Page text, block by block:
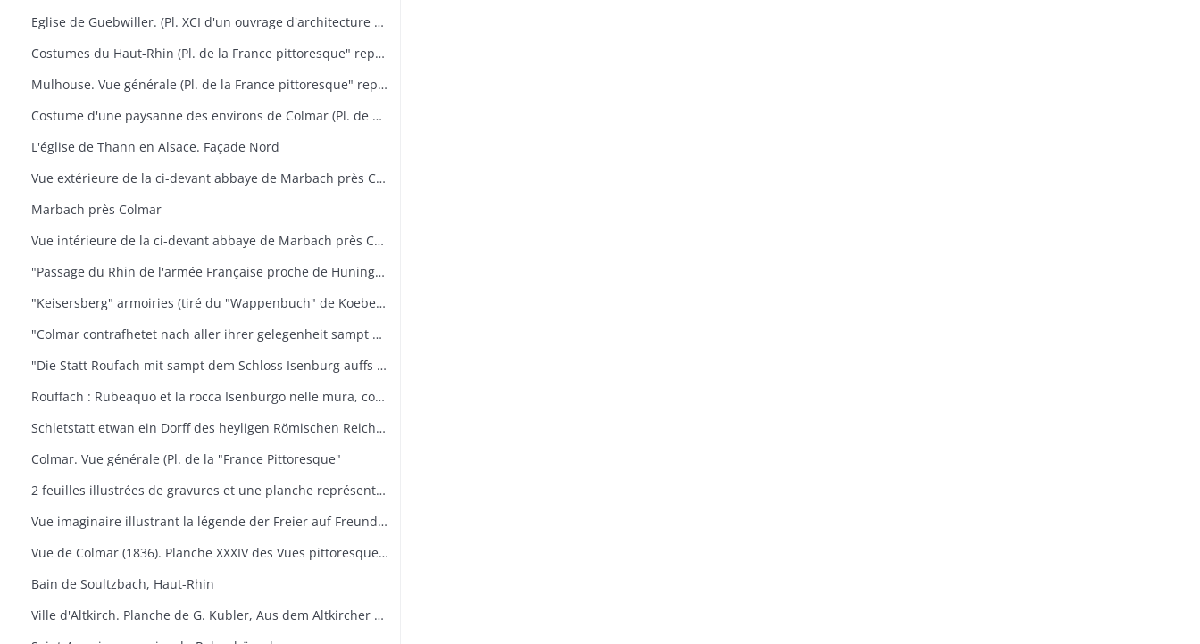
Eglise de Guebwiller. (Pl. XCI d'un ouvrage d'architecture représentant aussi l'église de Rosheim)
Costumes du Haut-Rhin (Pl. de la France pittoresque" représentant aussi Ferrette, vue générale de la ville et du château)
Mulhouse. Vue générale (Pl. de la France pittoresque" représentant aussi des portraits de Rapp et de Lefebre) + 1 photographie
Costume d'une paysanne des environs de Colmar (Pl. de Costumes de divers pays" n° 51) + 1 photographie
L'église de Thann en Alsace. Façade Nord
Vue extérieure de la ci-devant abbaye de Marbach près Colmar
Marbach près Colmar
Vue intérieure de la ci-devant abbaye de Marbach près Colmar
"Passage du Rhin de l'armée Française proche de Huninguen et la rencontre qu'elle eut ensuite avec celle de l'Empereur, arrivé le 14 octobre 1702 après midi"
"Keisersberg" armoiries (tiré du "Wappenbuch" de Koebel, Jiii, 1545). Au v° Ratisbonne
"Colmar contrafhetet nach aller ihrer gelegenheit sampt umbligenden landschafft" Vue cavalière. (Extr. de la "Cosmographie universelle" de S. Munster, III. Buch", von dem Teüschen land" DCLII-DCLIII, 1548). Texte all. an v°
"Die Statt Roufach mit sampt dem Schloss Isenburg auffs fleissigest nach jetsiger Gelegenheit contrafehtet" Vue cavalière (Extr. de la "Cosmographie universelle" de S. Munster, III. Buch", von dem Teüschen land" DCLIIII- delv, 1548). Texte all. an v°
Rouffach : Rubeaquo et la rocca Isenburgo nelle mura, come si trova à nostra età veramente espressa. Vue cavalière. (Ext. De la Cosmographie universelle de S. Munster, Lib. III Della Germania, p. 504-505. Texte italien an v°
Schletstatt etwan ein Dorff des heyligen Römischen Reichs : aber jetzt ein zieliehe Statt. (Extr. de la "Cosmographie universelle" de S. Munster, III. Buch", von dem Teüschen land" DCLII-DCLIII, 1548) Texte all. An v°
Colmar. Vue générale (Pl. de la "France Pittoresque"
2 feuilles illustrées de gravures et une planche représentant le Hugstein près de Guebwiller (haut-Rhin), entrée principale. Elles doivent faire partie d'un ouvrage général sur le Hugstein
Vue imaginaire illustrant la légende der Freier auf Freundstein
Vue de Colmar (1836). Planche XXXIV des Vues pittoresques de Rothmuller
Bain de Soultzbach, Haut-Rhin
Ville d'Altkirch. Planche de G. Kubler, Aus dem Altkircher Archiv (1912)